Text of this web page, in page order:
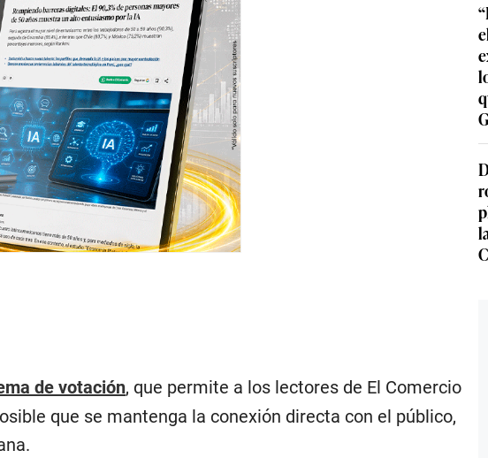
de votación, que permite a los lectores de El Comercio
que se mantenga la conexión directa con el público,